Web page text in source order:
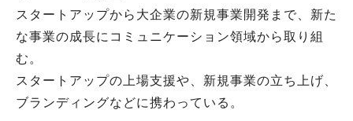
スタートアップから大企業の新規事業開発まで、新た
な事業の成長にコミュニケーション領域から取り組
む。
スタートアップの上場支援や、新規事業の立ち上げ、
ブランディングなどに携わっている。